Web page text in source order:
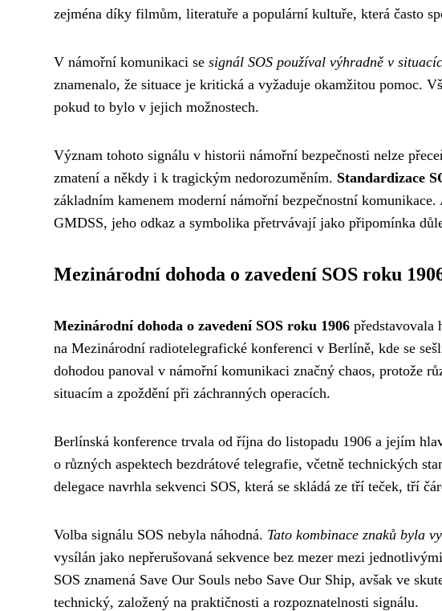
zejména díky filmům, literatuře a populární kultuře, která často
V námořní komunikaci se signál SOS používal výhradně v
znamenalo, že situace je kritická a vyžaduje okamžitou pomoc.
pokud to bylo v jejich možnostech.
Význam tohoto signálu v historii námořní bezpečnosti nelze
zmatení a někdy i k tragickým nedorozuměním. Standardizace
základním kamenem moderní námořní bezpečnostní
GMDSS, jeho odkaz a symbolika přetrvávají jako připomínka
Mezinárodní dohoda o zavedení SOS roku
Mezinárodní dohoda o zavedení SOS roku 1906 představovala
na Mezinárodní radiotelegrafické konferenci v Berlíně, kde se
dohodou panoval v námořní komunikaci značný chaos, protože
situacím a zpoždění při záchranných operacích.
Berlínská konference trvala od října do listopadu 1906 a jejím
o různých aspektech bezdrátové telegrafie, včetně technických
delegace navrhla sekvenci SOS, která se skládá ze tří teček, tří
Volba signálu SOS nebyla náhodná. Tato kombinace znaků byla
vysílán jako nepřerušovaná sekvence bez mezer mezi
SOS znamená Save Our Souls nebo Save Our Ship, avšak ve
technický, založený na praktičnosti a rozpoznatelnosti signálu.